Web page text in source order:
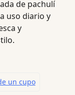
de pachulí
uso diario y
y